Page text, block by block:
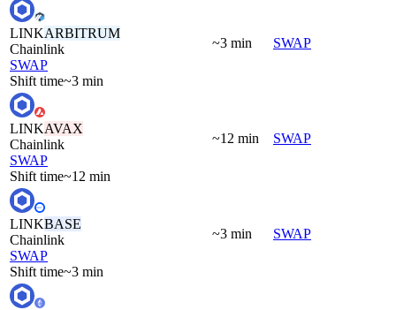
LINKARBITRUM
Chainlink
SWAP
Shift time~3 min
~3 min SWAP
LINKAVAX
Chainlink
SWAP
Shift time~12 min
~12 min SWAP
LINKBASE
Chainlink
SWAP
Shift time~3 min
~3 min SWAP